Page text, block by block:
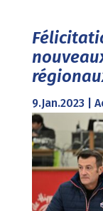
9.Jan.2023|